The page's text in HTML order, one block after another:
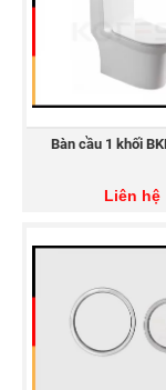
Bàn cầu 1 khối
Liên hệ